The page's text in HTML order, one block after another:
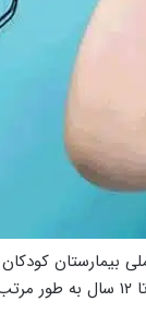
بیمارستان
کودکان، دو نفر از هر سه والدین